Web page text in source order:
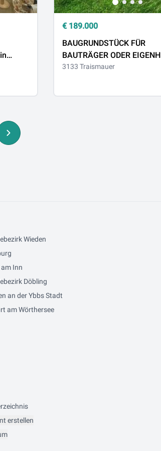
€ 189.000
BAUGRUNDSTÜCK FÜR
BAUTRÄGER ODER
SONNIGER LAGE
3133 Traismauer
Wieden
Inn
Döbling
an der Ybbs Stadt
am Wörthersee
erstellen